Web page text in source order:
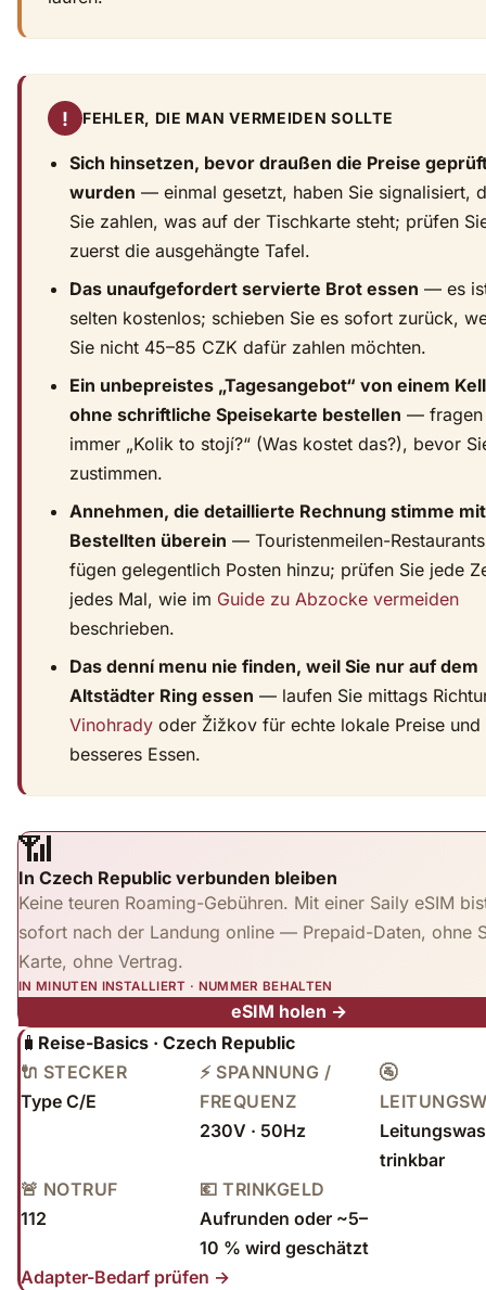
! FEHLER, DIE MAN VERMEIDEN SOLLTE
Sich hinsetzen, bevor draußen die Preise
wurden — einmal gesetzt, haben Sie signalisiert,
Sie zahlen, was auf der Tischkarte steht; prüfen
zuerst die ausgehängte Tafel.
Das unaufgefordert servierte Brot essen — es
selten kostenlos; schieben Sie es sofort zurück,
Sie nicht 45–85 CZK dafür zahlen möchten.
Ein unbepreistes „Tagesangebot“ von einem
ohne schriftliche Speisekarte bestellen — fragen
immer „Kolik to stojí?“ (Was kostet das?), bevor
zustimmen.
Annehmen, die detaillierte Rechnung stimme
Bestellten überein — Touristenmeilen-Restaurants
fügen gelegentlich Posten hinzu; prüfen Sie jede
jedes Mal, wie im Guide zu Abzocke vermeiden
beschrieben.
Das denní menu nie finden, weil Sie nur auf dem
Altstädter Ring essen — laufen Sie mittags
Vinohrady oder Žižkov für echte lokale Preise und
besseres Essen.
📶
In Czech Republic verbunden bleiben
Keine teuren Roaming-Gebühren. Mit einer Saily eSIM
sofort nach der Landung online — Prepaid-Daten, ohne
Karte, ohne Vertrag.
IN MINUTEN INSTALLIERT · NUMMER BEHALTEN
eSIM holen →
🧳 Reise-Basics · Czech Republic
🔌 STECKER
Type C/E
⚡ SPANNUNG /
FREQUENZ
230V · 50Hz
🚰
trinkbar
🚨 NOTRUF
112
💶 TRINKGELD
Aufrunden oder ~5–
10 % wird geschätzt
Adapter-Bedarf prüfen →